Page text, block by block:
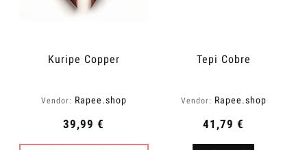
Kuripe Copper
Vendor: Rapee.shop
39,99 €
Tepi Cobre
Vendor: Rapee.shop
41,79 €